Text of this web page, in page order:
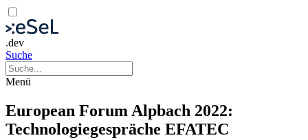
.dev
Suche
Menü
European Forum Alpbach 2022:
Technologiegespräche EFATEC